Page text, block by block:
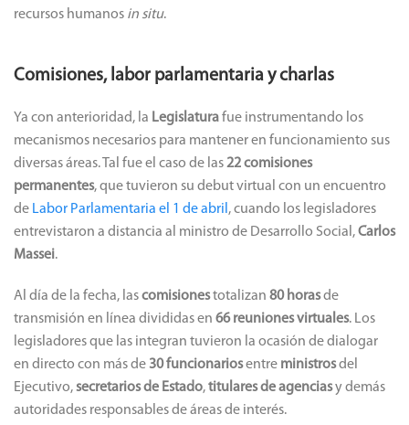
recursos humanos in situ.
Comisiones, labor parlamentaria y charlas
Ya con anterioridad, la Legislaturafue instrumentando los
mecanismos necesarios para mantener en funcionamiento sus
diversas áreas. Tal fue el caso de las22 comisiones
permanentes, que tuvieron su debut virtual con un encuentro
de Labor Parlamentaria el 1 de abril , cuando los legisladores
entrevistaron a distancia al ministro de Desarrollo Social,Carlos
Massei.
Al día de la fecha, lascomisionestotalizan 80 horasde
transmisión en línea divididas en 66 reuniones virtuales. Los
legisladores que las integran tuvieron la ocasión de dialogar
en directo con más de30 funcionariosentre ministrosdel
Ejecutivo,secretarios de Estado,titulares de agenciasy demás
autoridades responsables de áreas de interés.